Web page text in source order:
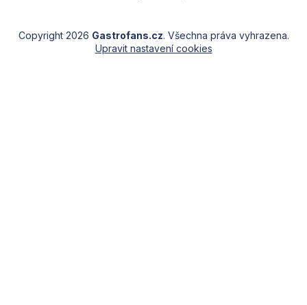
Copyright 2026 Gastrofans.cz. Všechna práva vyhrazena.
Upravit nastavení cookies